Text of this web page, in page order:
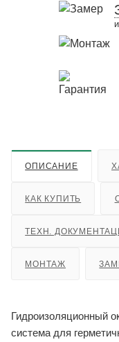
ОПИСАНИЕ
КАК КУПИТЬ
ТЕХН.
МОНТАЖ
Гидроизоляционный
система для